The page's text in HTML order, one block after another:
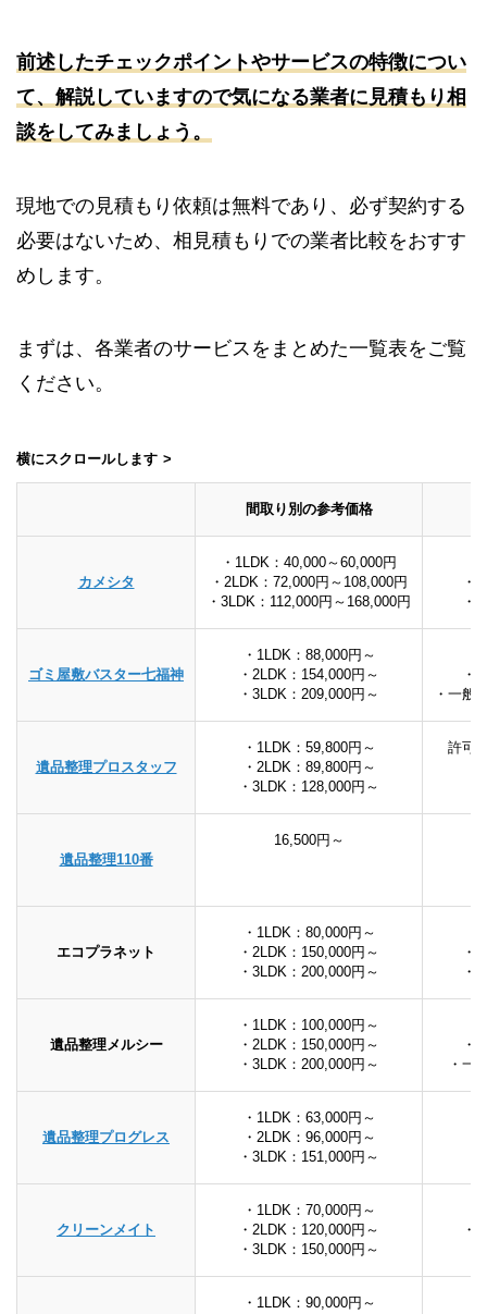
前述したチェックポイントやサービスの特徴につい
て、解説していますので気になる業者に見積もり相
談をしてみましょう。
現地での見積もり依頼は無料であり、必ず契約する
必要はないため、相見積もりでの業者比較をおすす
めします。
まずは、各業者のサービスをまとめた一覧表をご覧
ください。
横にスクロールします
間取り別の参考価格
カメシタ
・1LDK：40,000～60,000円
・2LDK：72,000円～108,000円
・3LDK：112,000円～168,000円
・
・
ゴミ屋敷バスター七福神
・1LDK：88,000円～
・2LDK：154,000円～
・3LDK：209,000円～
・
・一般
遺品整理プロスタッフ
・1LDK：59,800円～
・2LDK：89,800円～
・3LDK：128,000円～
許可
遺品整理110番
16,500円～
エコプラネット
・1LDK：80,000円～
・2LDK：150,000円～
・3LDK：200,000円～
・
・
遺品整理メルシー
・1LDK：100,000円～
・2LDK：150,000円～
・3LDK：200,000円～
・
・一
遺品整理プログレス
・1LDK：63,000円～
・2LDK：96,000円～
・3LDK：151,000円～
クリーンメイト
・1LDK：70,000円～
・2LDK：120,000円～
・3LDK：150,000円～
・
・1LDK：90,000円～